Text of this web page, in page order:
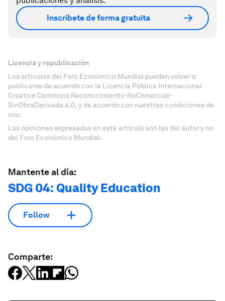
Inscríbete de forma gratuita
Licencia y republicación
Los artículos del Foro Económico Mundial pueden volver a
publicarse de acuerdo con la Licencia Pública Internacional
Creative Commons Reconocimiento-NoComercial-
SinObraDerivada 4.0, y de acuerdo con nuestras condiciones de
uso.
Las opiniones expresadas en este artículo son las del autor y no
del Foro Económico Mundial.
Mantente al día:
SDG 04: Quality Education
Follow
Comparte: